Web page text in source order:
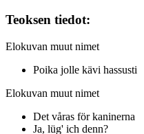
Teoksen tiedot:
Elokuvan muut nimet
Poika jolle kävi hassusti
Elokuvan muut nimet
Det våras för kaninerna
Ja, lüg' ich denn?